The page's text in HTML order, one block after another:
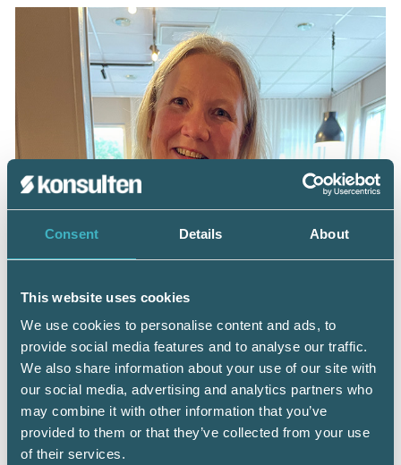
Consent Details About
This website uses cookies
We use cookies to personalise content and ads, to
provide social media features and to analyse our traffic.
We also share information about your use of our site with
our social media, advertising and analytics partners who
may combine it with other information that you’ve
provided to them or that they’ve collected from your use
of their services.
Åsa Hägg, Auktoriserad Redovisningskonsult
och Auktoriserad Lönekonsult vid Haegg
Konsult AB i Falun, ny i styrelsen.